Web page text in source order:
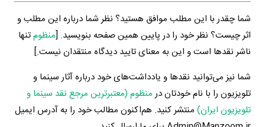
شما چقدر با این مطلب موافق هستید؟ نظر شما درباره این مطلب و
اثر چیست؟ نظر خود را در پایین همین صفحه بنویسید. [منظومتنها
ناشر نقدها است و این به معنای تایید دیدگاه منتقدان نیست.]
شما نیز می‌توانید نقدها و یادداشت‌های خود درباره آثار سینما و
تلویزیون را با نام خودتان در منظوم (معتبرترین مرجع نقد سینما و
تلویزیون ایران) منتشر کنید. هم‌اکنون مطالب خود را به آدرس ایمیل